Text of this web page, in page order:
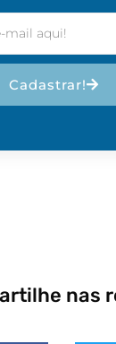
Cadastrar!
nas